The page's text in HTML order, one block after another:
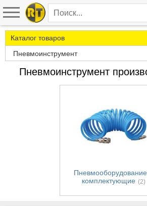
Каталог товаров
Пневмоинструмент
Пневмоинструмент
комплектующие (2)